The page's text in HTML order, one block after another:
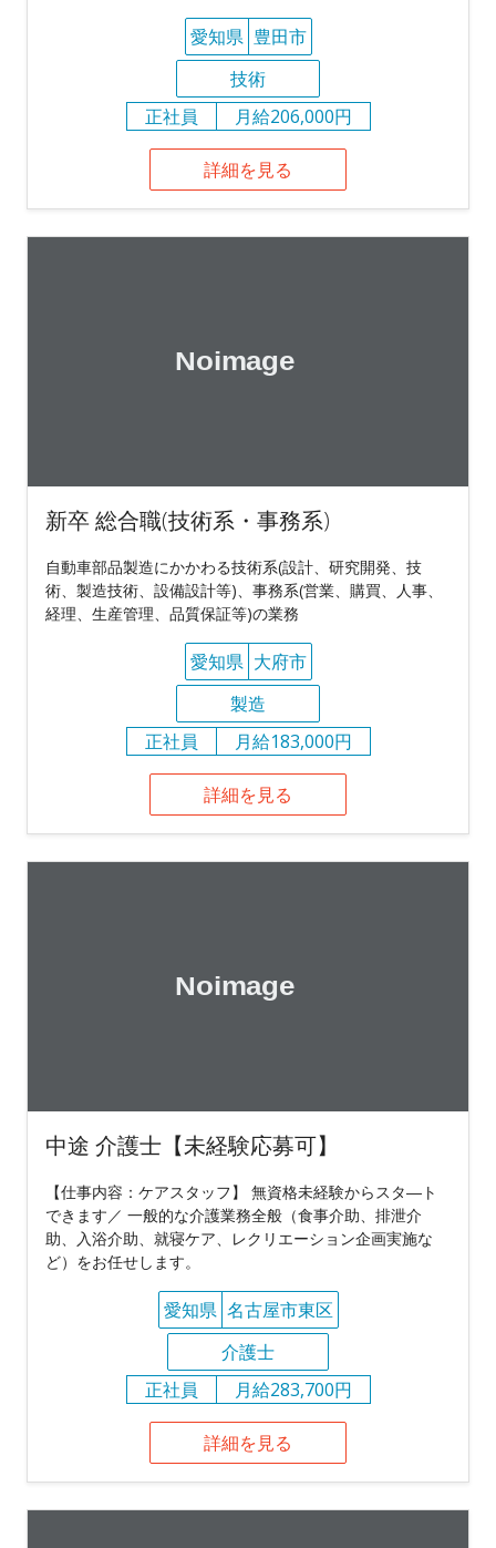
愛知県 豊田市
技術
正社員
月給206,000円
詳細を見る
新卒 総合職(技術系・事務系)
自動車部品製造にかかわる技術系(設計、研究開発、技
術、製造技術、設備設計等)、事務系(営業、購買、人事、
経理、生産管理、品質保証等)の業務
愛知県 大府市
製造
正社員
月給183,000円
詳細を見る
中途 介護士【未経験応募可】
【仕事内容：ケアスタッフ】 無資格未経験からスタ―ト
できます／ ⼀般的な介護業務全般（⾷事介助、排泄介
助、入浴介助、就寝ケア、レクリエーション企画実施な
ど）をお任せします。
愛知県 名古屋市東区
介護士
正社員
月給283,700円
詳細を見る